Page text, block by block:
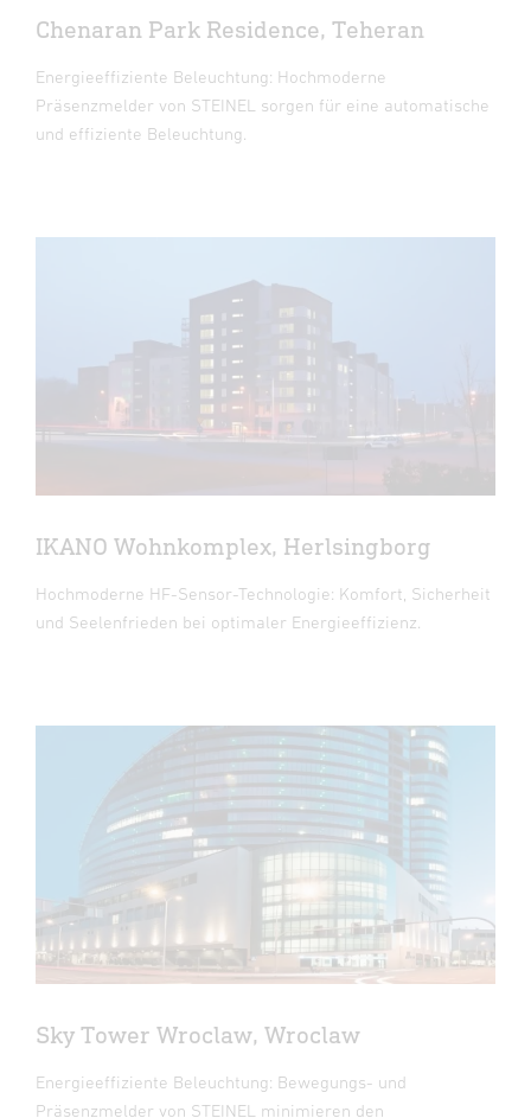
Chenaran Park Residence, Teheran
Energieeffiziente Beleuchtung: Hochmoderne
Präsenzmelder von STEINEL sorgen für eine automatische
und effiziente Beleuchtung.
IKANO Wohnkomplex, Herlsingborg
Hochmoderne HF-Sensor-Technologie: Komfort, Sicherheit
und Seelenfrieden bei optimaler Energieeffizienz.
Sky Tower Wroclaw, Wroclaw
Energieeffiziente Beleuchtung: Bewegungs- und
Präsenzmelder von STEINEL minimieren den